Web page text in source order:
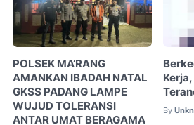
POLSEK MA’RANG
AMANKAN IBADAH NATAL
GKSS PADANG LAMPE
WUJUD TOLERANSI
ANTAR UMAT BERAGAMA
By